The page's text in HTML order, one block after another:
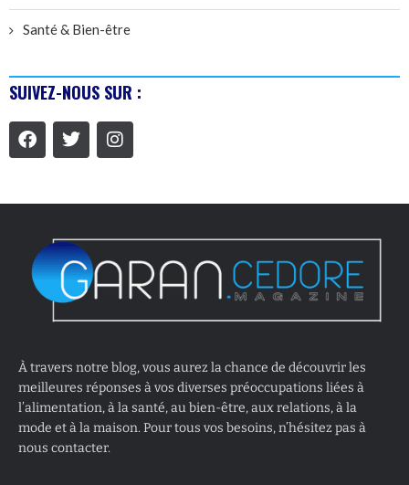
Santé & Bien-être
SUIVEZ-NOUS SUR :
À travers notre blog, vous aurez la chance de découvrir les
meilleures réponses à vos diverses préoccupations liées à
l’alimentation, à la santé, au bien-être, aux relations, à la
mode et à la maison. Pour tous vos besoins, n’hésitez pas à
nous contacter.